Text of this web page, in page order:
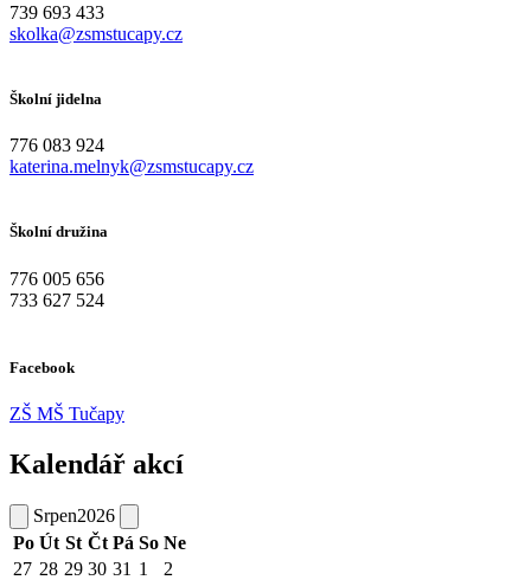
739 693 433
skolka@zsmstucapy.cz
Školní jidelna
776 083 924
katerina.melnyk@zsmstucapy.cz
Školní družina
776 005 656
733 627 524
Facebook
ZŠ MŠ Tučapy
Kalendář akcí
Srpen2026
Po Út St Čt Pá So Ne
27 28 29 30 31 1
2